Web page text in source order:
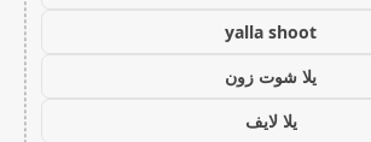
yalla shoot
يلا شوت زون
يلا لايف